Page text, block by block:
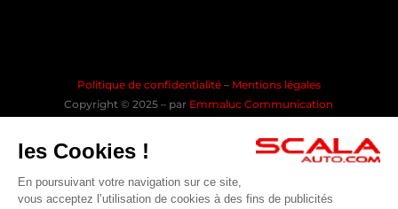
Politique de confidentialité – Mentions légales
Copyright © 2025 – par Emmaluc Communication
Rejoindre la communauté SCALA
les Cookies !
En poursuivant votre navigation sur ce site,
vous acceptez l’utilisation de cookies à des fins de publicités